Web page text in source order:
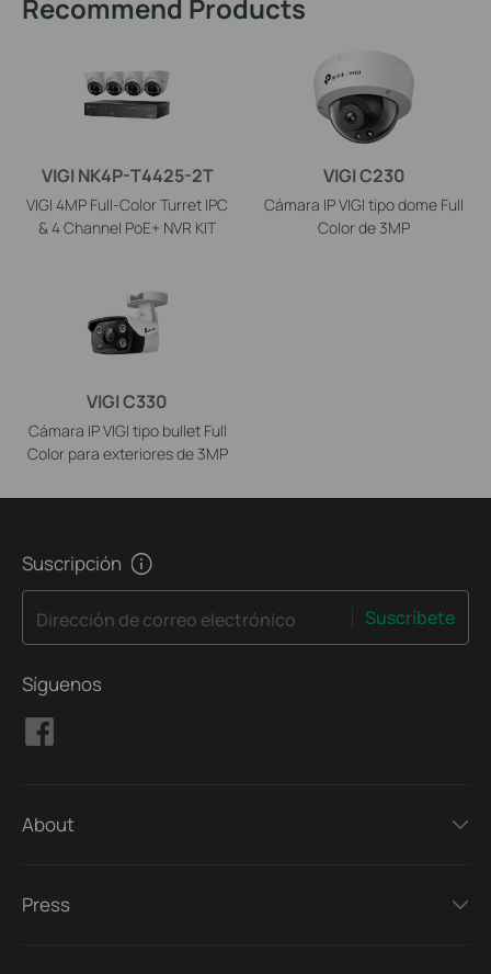
Recommend Products
VIGI NK4P-T4425-2T
VIGI 4MP Full-Color Turret IPC
& 4 Channel PoE+ NVR KIT
VIGI C230
Cámara IP VIGI tipo dome Full
Color de 3MP
VIGI C330
Cámara IP VIGI tipo bullet Full
Color para exteriores de 3MP
Suscripción
Dirección de correo electrónico Suscríbete
Síguenos
About
Press